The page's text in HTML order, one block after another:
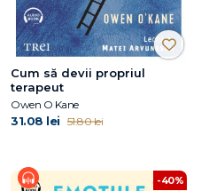
Cum să devii propriul
terapeut
Owen O Kane
31.08 lei 51.80 lei
-40%